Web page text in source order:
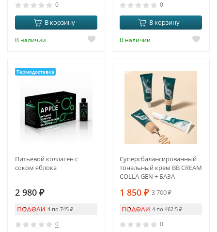
0
В корзину
В наличии
0
В корзину
В наличии
Термодоставка
Питьевой коллаген с
соком яблока
2 980 ₽
4 по 745 ₽
0
-50%
Суперсбалансированный
тональный крем BB CREAM
COLLA GEN + БАЗА
1 850 ₽ 3 700₽
4 по 462.5 ₽
0